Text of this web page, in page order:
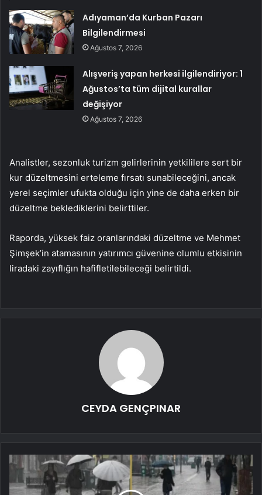
Adıyaman’da Kurban Pazarı
Bilgilendirmesi
Ağustos 7, 2026
Alışveriş yapan herkesi ilgilendiriyor: 1
Ağustos’ta tüm dijital kurallar
değişiyor
Ağustos 7, 2026
Analistler, sezonluk turizm gelirlerinin yetkililere sert bir
kur düzeltmesini erteleme fırsatı sunabileceğini, ancak
yerel seçimler ufukta olduğu için yine de daha erken bir
düzeltme beklediklerini belirttiler.
Raporda, yüksek faiz oranlarındaki düzeltme ve Mehmet
Şimşek’in atamasının yatırımcı güvenine olumlu etkisinin
liradaki zayıflığın hafifletilebileceği belirtildi.
CEYDA GENÇPINAR